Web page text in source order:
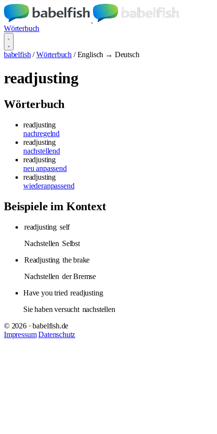
Wörterbuch
babelfish / Wörterbuch / Englisch → Deutsch
readjusting
Wörterbuch
readjusting
nachregelnd
readjusting
nachstellend
readjusting
neu anpassend
readjusting
wiederanpassend
Beispiele im Kontext
readjusting self
Nachstellen Selbst
Readjusting the brake
Nachstellen der Bremse
Have you tried readjusting
Sie haben versucht nachstellen
© 2026 · babelfish.de
Impressum Datenschutz